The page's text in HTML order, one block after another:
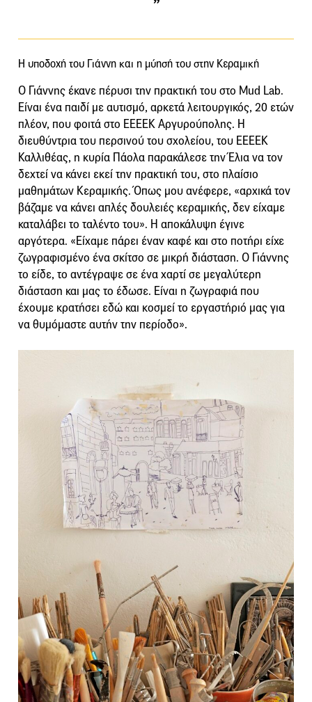
Η υποδοχή του Γιάννη και η μύησή του στην Κεραμική
Ο Γιάννης έκανε πέρυσι την πρακτική του στο Mud Lab.
Είναι ένα παιδί με αυτισμό, αρκετά λειτουργικός, 20 ετών
πλέον, που φοιτά στο ΕΕΕΕΚ Αργυρούπολης. Η
διευθύντρια του περσινού του σχολείου, του ΕΕΕΕΚ
Καλλιθέας, η κυρία Πάολα παρακάλεσε την Έλια να τον
δεχτεί να κάνει εκεί την πρακτική του, στο πλαίσιο
μαθημάτων Κεραμικής. Όπως μου ανέφερε, «αρχικά τον
βάζαμε να κάνει απλές δουλειές κεραμικής, δεν είχαμε
καταλάβει το ταλέντο του». Η αποκάλυψη έγινε
αργότερα. «Είχαμε πάρει έναν καφέ και στο ποτήρι είχε
ζωγραφισμένο ένα σκίτσο σε μικρή διάσταση. Ο Γιάννης
το είδε, το αντέγραψε σε ένα χαρτί σε μεγαλύτερη
διάσταση και μας το έδωσε. Είναι η ζωγραφιά που
έχουμε κρατήσει εδώ και κοσμεί το εργαστήριό μας για
να θυμόμαστε αυτήν την περίοδο».